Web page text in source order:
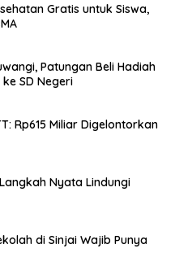
Gratis untuk Siswa,
Patungan Beli Hadiah
SD Negeri
Rp615 Miliar Digelontorkan
Nyata Lindungi
di Sinjai Wajib Punya